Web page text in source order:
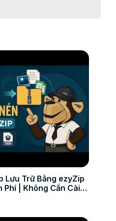
Lưu Trữ Bằng ezyZip
Phí | Không Cần Cài